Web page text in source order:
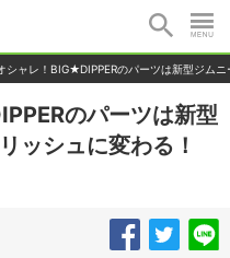
シャレ！BIG★DIPPERのパーツは新型ジム
のパーツは新型
ッシュに変わる！